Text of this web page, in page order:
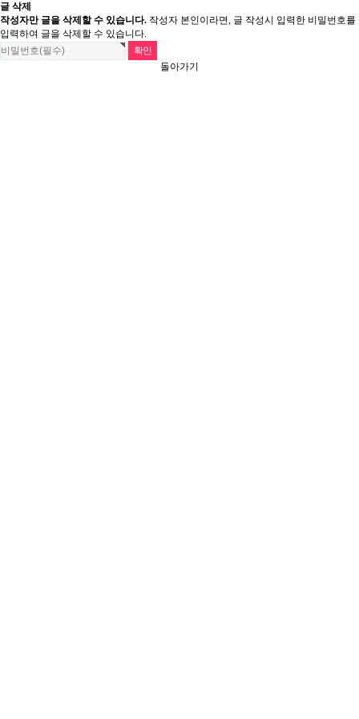
글 삭제
작성자만 글을 삭제할 수 있습니다. 작성자 본인이라면, 글 작성시 입력한 비밀번호를
입력하여 글을 삭제할 수 있습니다.
돌아가기